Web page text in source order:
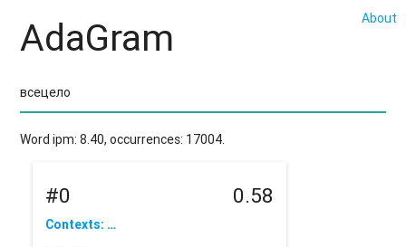
About
AdaGram
Word ipm: 8.40, occurrences: 17004.
#0 0.58
Contexts: …